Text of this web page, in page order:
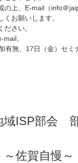
の上、E-mail（info＠
お願いします。
さい。
、
有無、17日（金）セミ
域ISP部会
佐賀自慢～